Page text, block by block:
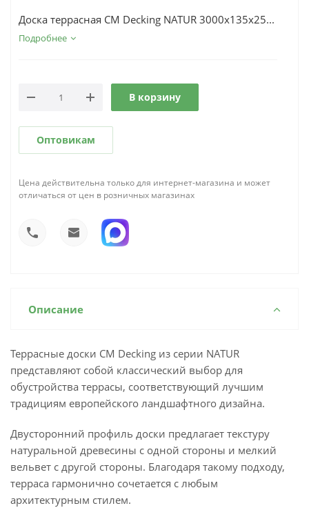
Доска террасная CM Decking NATUR 3000х135х25...
Подробнее
В корзину
Оптовикам
Цена действительна только для интернет-магазина и может
отличаться от цен в розничных магазинах
Описание
Террасные доски CM Decking из серии NATUR
представляют собой классический выбор для
обустройства террасы, соответствующий лучшим
традициям европейского ландшафтного дизайна.
Двусторонний профиль доски предлагает текстуру
натуральной древесины с одной стороны и мелкий
вельвет с другой стороны. Благодаря такому подходу,
терраса гармонично сочетается с любым
архитектурным стилем.